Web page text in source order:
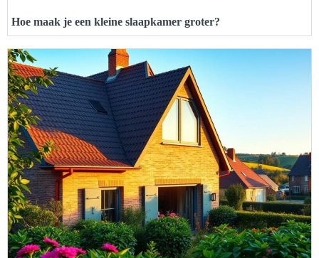
Hoe maak je een kleine slaapkamer groter?